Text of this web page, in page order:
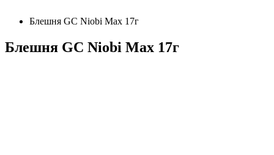
Блешня GC Niobi Max 17г
Блешня GC Niobi Max 17г